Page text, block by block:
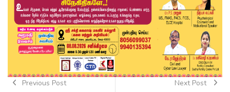
Previous Post Next Post